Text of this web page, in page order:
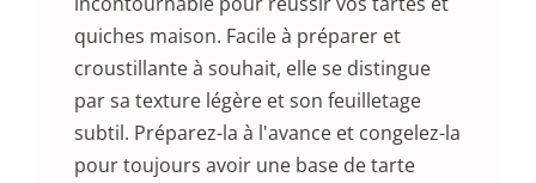
quiches maison. Facile à préparer et
croustillante à souhait, elle se distingue
par sa texture légère et son feuilletage
subtil. Préparez-la à l'avance et congelez-la
pour toujours avoir une base de tarte